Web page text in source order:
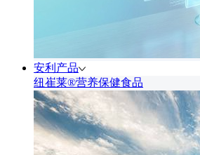
安利产品
纽崔莱®营养保健食品